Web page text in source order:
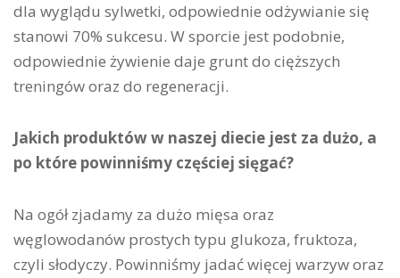
dla wyglądu sylwetki, odpowiednie odżywianie się
stanowi 70% sukcesu. W sporcie jest podobnie,
odpowiednie żywienie daje grunt do cięższych
treningów oraz do regeneracji.
Jakich produktów w naszej diecie jest za dużo, a
po które powinniśmy częściej sięgać?
Na ogół zjadamy za dużo mięsa oraz
węglowodanów prostych typu glukoza, fruktoza,
czyli słodyczy. Powinniśmy jadać więcej warzyw oraz